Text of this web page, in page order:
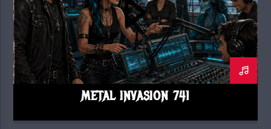
METAL INVASION 741